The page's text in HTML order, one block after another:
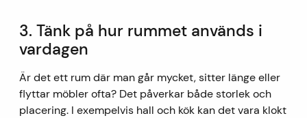
3. Tänk på hur rummet används i
vardagen
Är det ett rum där man går mycket, sitter länge eller
flyttar möbler ofta? Det påverkar både storlek och
placering. I exempelvis hall och kök kan det vara klokt